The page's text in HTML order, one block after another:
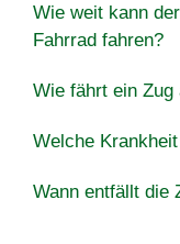
Wie weit kann
Fahrrad fahren?
Wie fährt ein Zug
Welche
Wann entfällt die